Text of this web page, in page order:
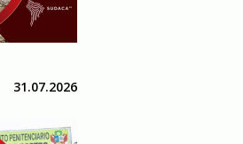
31.07.2026